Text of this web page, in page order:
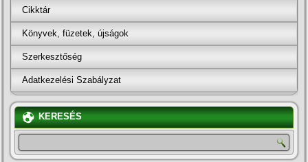
Cikktár
Könyvek, füzetek, újságok
Szerkesztőség
Adatkezelési Szabályzat
KERESÉS